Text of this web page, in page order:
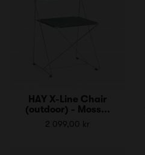
HAY X-Line Chair
(outdoor) - Moss...
2 099,00 kr